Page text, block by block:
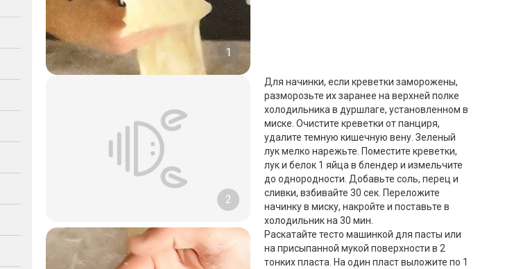
1
2
Для начинки, если креветки заморожены,
разморозьте их заранее на верхней полке
холодильника в дуршлаге, установленном в
миске. Очистите креветки от панциря,
удалите темную кишечную вену. Зеленый
лук мелко нарежьте. Поместите креветки,
лук и белок 1 яйца в блендер и измельчите
до однородности. Добавьте соль, перец и
сливки, взбивайте 30 сек. Переложите
начинку в миску, накройте и поставьте в
холодильник на 30 мин.
Раскатайте тесто машинкой для пасты или
на присыпанной мукой поверхности в 2
тонких пласта. На один пласт выложите по 1